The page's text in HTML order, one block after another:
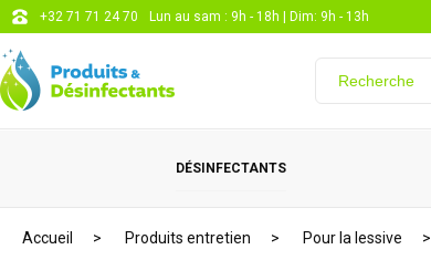
+32 71 71 24 70 Lun au sam : 9h - 18h | Dim: 9h - 13h
DÉSINFECTANTS
Accueil Produits entretien Pour la lessive